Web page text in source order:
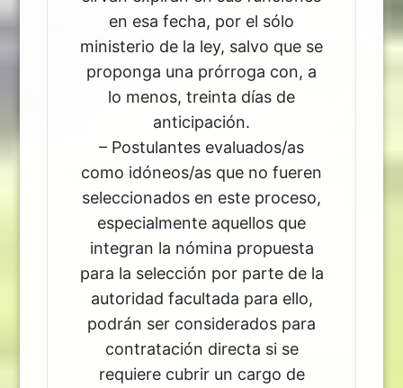
en esa fecha, por el sólo
ministerio de la ley, salvo que se
proponga una prórroga con, a
lo menos, treinta días de
anticipación.
– Postulantes evaluados/as
como idóneos/as que no fueren
seleccionados en este proceso,
especialmente aquellos que
integran la nómina propuesta
para la selección por parte de la
autoridad facultada para ello,
podrán ser considerados para
contratación directa si se
requiere cubrir un cargo de